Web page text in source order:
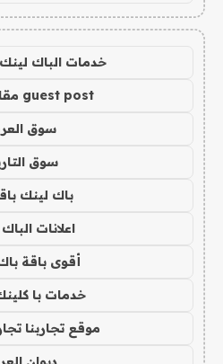
خدمات الباك
guest post مقال ضيف
سوق
سوق
باك لينك باقة
اعلانات
أقوى باقة
خدمات با كلينك
موقع تجاربنا